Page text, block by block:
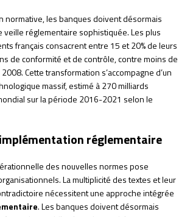
normative, les banques doivent désormais
veille réglementaire sophistiquée. Les plus
français consacrent entre 15 et 20% de leurs
de conformité et de contrôle, contre moins de
Cette transformation s’accompagne d’un
massif, estimé à 270 milliards
sur la période 2016-2021 selon le
réglementaire
des nouvelles normes pose
La multiplicité des textes et leur
nécessitent une approche intégrée
. Les banques doivent désormais